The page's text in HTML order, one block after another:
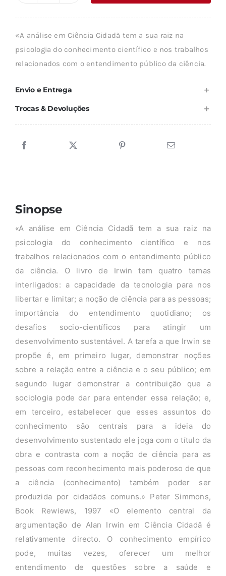
era:
é:
«A análise em Ciência Cidadã tem a sua raiz na
psicologia do conhecimento científico e nos trabalhos
relacionados com o entendimento público da ciência.
Envio e Entrega
Trocas & Devoluções
Sinopse
«A análise em Ciência Cidadã tem a sua raiz na
psicologia do conhecimento científico e nos
trabalhos relacionados com o entendimento público
da ciência. O livro de Irwin tem quatro temas
interligados: a capacidade da tecnologia para nos
libertar e limitar; a noção de ciência para as pessoas;
importância do entendimento quotidiano; os
desafios socio-científicos para atingir um
desenvolvimento sustentável. A tarefa a que Irwin se
propõe é, em primeiro lugar, demonstrar noções
sobre a relação entre a ciência e o seu público; em
segundo lugar demonstrar a contribuição que a
sociologia pode dar para entender essa relação; e,
em terceiro, estabelecer que esses assuntos do
conhecimento são centrais para a ideia do
desenvolvimento sustentado ele joga com o título da
obra e contrasta com a noção de ciência para as
pessoas com reconhecimento mais poderoso de que
a ciência (conhecimento) também poder ser
produzida por cidadãos comuns.» Peter Simmons,
Book Rewiews, 1997 «O elemento central da
argumentação de Alan Irwin em Ciência Cidadã é
relativamente directo. O conhecimento empírico
pode, muitas vezes, oferecer um melhor
entendimento de questões sobre a saúde e